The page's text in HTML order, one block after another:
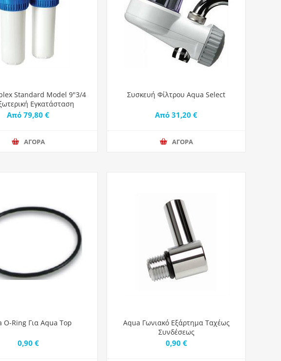
Standard Model 9"3/4
Εγκατάσταση
Από 79,80 €
ΑΓΟΡΑ
Συσκευή Φίλτρου Aqua Select
Από 31,20 €
ΑΓΟΡΑ
O-Ring Για Aqua Top
0,90 €
Aqua Γωνιακό Εξάρτημα Ταχέως
Συνδέσεως
0,90 €